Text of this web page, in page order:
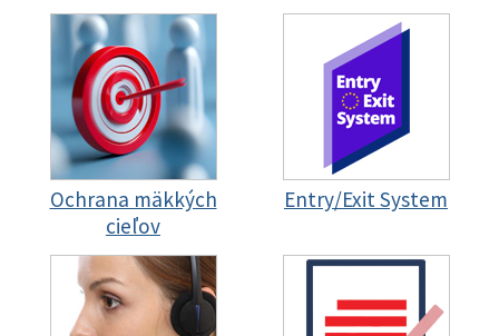
Ochrana mäkkých
cieľov
Entry/Exit System